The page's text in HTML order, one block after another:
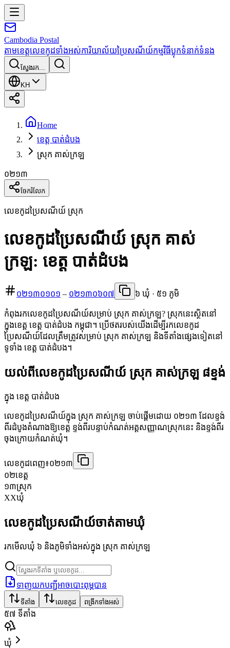
Cambodia Postal
តាមខេត្តលេខកូដទាំងអស់ការិយាល័យប្រៃសណីយ៍កម្មវិធីប្លុកទំនាក់ទំនង
ស្វែងរក...
KH
Home
ខេត្ត បាត់ដំបង
ស្រុក គាស់ក្រឡ
០២១៣
ចែករំលែក
លេខកូដប្រៃសណីយ៍ ស្រុក
លេខកូដប្រៃសណីយ៍ ស្រុក គាស់
ក្រឡ: ខេត្ត បាត់ដំបង
០២១៣០១០១ – ០២១៣០៦០៧ ៦ ឃុំ · ៥១ ភូមិ
កំពុងរកលេខកូដប្រៃសណីយ៍សម្រាប់ ស្រុក គាស់ក្រឡ? ស្រុកនេះស្ថិតនៅ
ក្នុងខេត្ត ខេត្ត បាត់ដំបង កម្ពុជា។ ប្រើថតរបស់យើងដើម្បីរកលេខកូដ
ប្រៃសណីយ៍ដែលត្រឹមត្រូវសម្រាប់ ស្រុក គាស់ក្រឡ និងទីតាំងផ្សេងទៀតនៅ
ទូទាំង ខេត្ត បាត់ដំបង។
យល់ពីលេខកូដប្រៃសណីយ៍ ស្រុក គាស់ក្រឡ ៨ខ្ទង់
ក្នុង ខេត្ត បាត់ដំបង
លេខកូដប្រៃសណីយ៍ក្នុង ស្រុក គាស់ក្រឡ ចាប់ផ្តើមដោយ ០២១៣ ដែលខ្ទង់
ពីរដំបូងតំណាងឱ្យខេត្ត ខ្ទង់ពីរបន្ទាប់កំណត់អត្តសញ្ញាណស្រុកនេះ និងខ្ទង់ពីរ
ចុងក្រោយកំណត់ឃុំ។
លេខកូដពេញ៖០២១៣
០២ខេត្ត
១៣ស្រុក
XXឃុំ
លេខកូដប្រៃសណីយ៍ចាត់តាមឃុំ
រកមើលឃុំ ៦ និងភូមិទាំងអស់ក្នុង ស្រុក គាស់ក្រឡ
ទាញយកបញ្ជីអាចបោះពុម្ភបាន
ទីតាំង លេខកូដ ពង្រីកទាំងអស់
៥៧ ទីតាំង
ឃុំ